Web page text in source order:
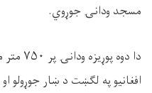
مسجد ودانۍ جوړوي.
افغانیو په لګښت د ښار جوړولو